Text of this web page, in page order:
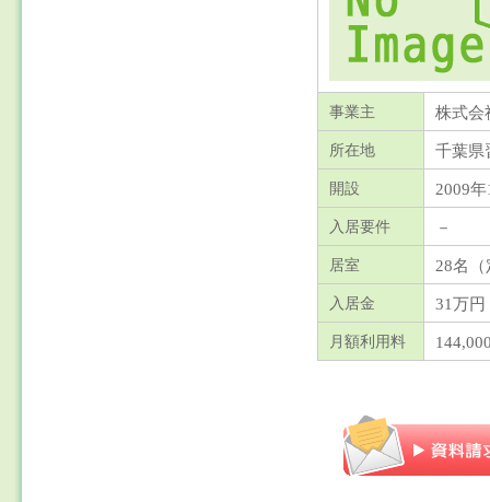
事業主 株式会
所在地 千葉県
開設 2009
入居要件 －
居室 28名
入居金 31万円
月額利用料